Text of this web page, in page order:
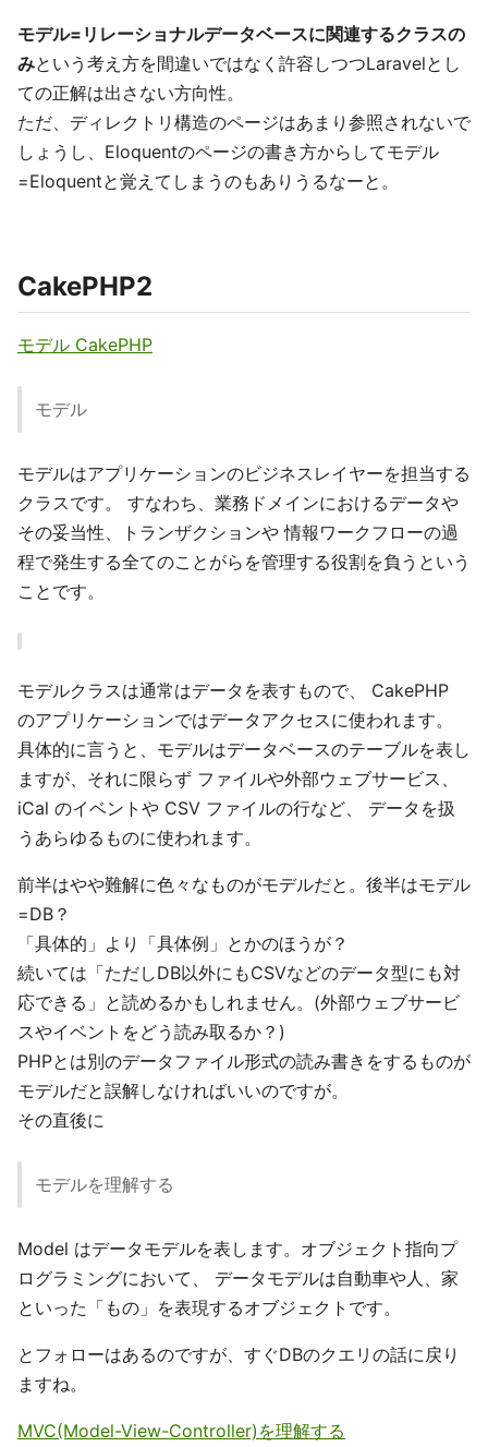
モデル=リレーショナルデータベースに関連するクラスの
みという考え方を間違いではなく許容しつつLaravelとし
ての正解は出さない方向性。
ただ、ディレクトリ構造のページはあまり参照されないで
しょうし、Eloquentのページの書き方からしてモデル
=Eloquentと覚えてしまうのもありうるなーと。
CakePHP2
モデル CakePHP
モデル
モデルはアプリケーションのビジネスレイヤーを担当する
クラスです。 すなわち、業務ドメインにおけるデータや
その妥当性、トランザクションや 情報ワークフローの過
程で発生する全てのことがらを管理する役割を負うという
ことです。
モデルクラスは通常はデータを表すもので、 CakePHP
のアプリケーションではデータアクセスに使われます。
具体的に言うと、モデルはデータベースのテーブルを表し
ますが、それに限らず ファイルや外部ウェブサービス、
iCal のイベントや CSV ファイルの行など、 データを扱
うあらゆるものに使われます。
前半はやや難解に色々なものがモデルだと。後半はモデル
=DB？
「具体的」より「具体例」とかのほうが？
続いては「ただしDB以外にもCSVなどのデータ型にも対
応できる」と読めるかもしれません。(外部ウェブサービ
スやイベントをどう読み取るか？)
PHPとは別のデータファイル形式の読み書きをするものが
モデルだと誤解しなければいいのですが。
その直後に
モデルを理解する
Model はデータモデルを表します。オブジェクト指向プ
ログラミングにおいて、 データモデルは自動車や人、家
といった「もの」を表現するオブジェクトです。
とフォローはあるのですが、すぐDBのクエリの話に戻り
ますね。
MVC(Model-View-Controller)を理解する